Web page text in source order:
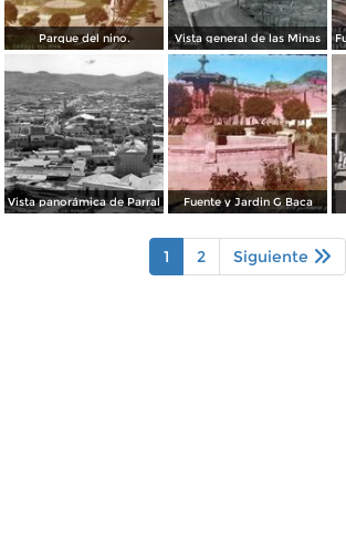
Parque del nino. Vista general de las Minas
Vista panorámica de Parral Fuente y Jardin G Baca
1 2 Siguiente